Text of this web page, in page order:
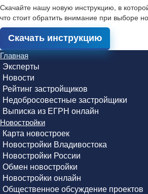
Скачайте нашу новую инструкцию, в
что стоит обратить внимание при выборе
Скачать инструкцию
Главная
Эксперты
Новости
Рейтинг застройщиков
Недобросовестные застройщики
Выписка из ЕГРН онлайн
Новостройки
Карта новостроек
Новостройки Владивостока
Новостройки России
Обмен новостройки
Новостройки онлайн
Общественное обсуждение проектов